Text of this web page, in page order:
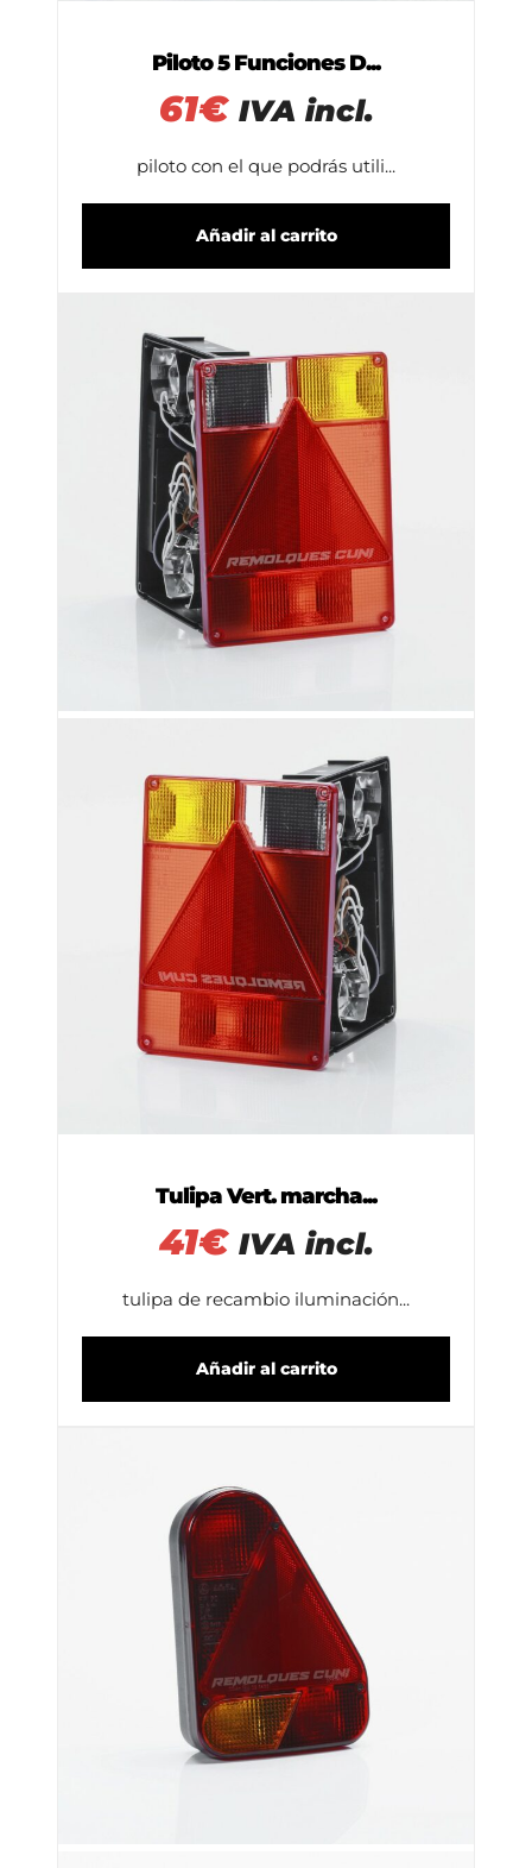
Piloto 5 Funciones D...
61€ IVA incl.
piloto con el que podrás utili...
Añadir al carrito
Tulipa Vert. marcha...
41€ IVA incl.
tulipa de recambio iluminación...
Añadir al carrito